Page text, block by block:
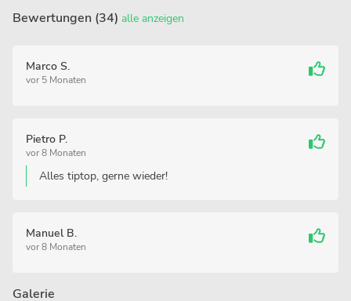
Bewertungen (34) alle anzeigen
Marco S.
vor 5 Monaten
Pietro P.
vor 8 Monaten
Alles tiptop, gerne wieder!
Manuel B.
vor 8 Monaten
Galerie